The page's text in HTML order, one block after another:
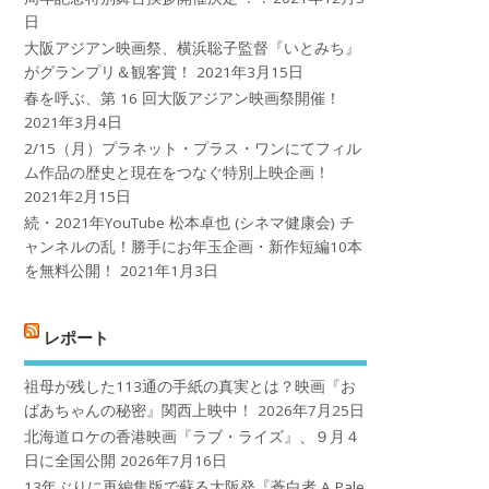
日
大阪アジアン映画祭、横浜聡子監督『いとみち』
がグランプリ＆観客賞！
2021年3月15日
春を呼ぶ、第 16 回大阪アジアン映画祭開催！
2021年3月4日
2/15（月）プラネット・プラス・ワンにてフィル
ム作品の歴史と現在をつなぐ特別上映企画！
2021年2月15日
続・2021年YouTube 松本卓也 (シネマ健康会) チ
ャンネルの乱！勝手にお年玉企画・新作短編10本
を無料公開！
2021年1月3日
レポート
祖母が残した113通の手紙の真実とは？映画『お
ばあちゃんの秘密』関西上映中！
2026年7月25日
北海道ロケの香港映画『ラブ・ライズ』、９月４
日に全国公開 2026年7月16日